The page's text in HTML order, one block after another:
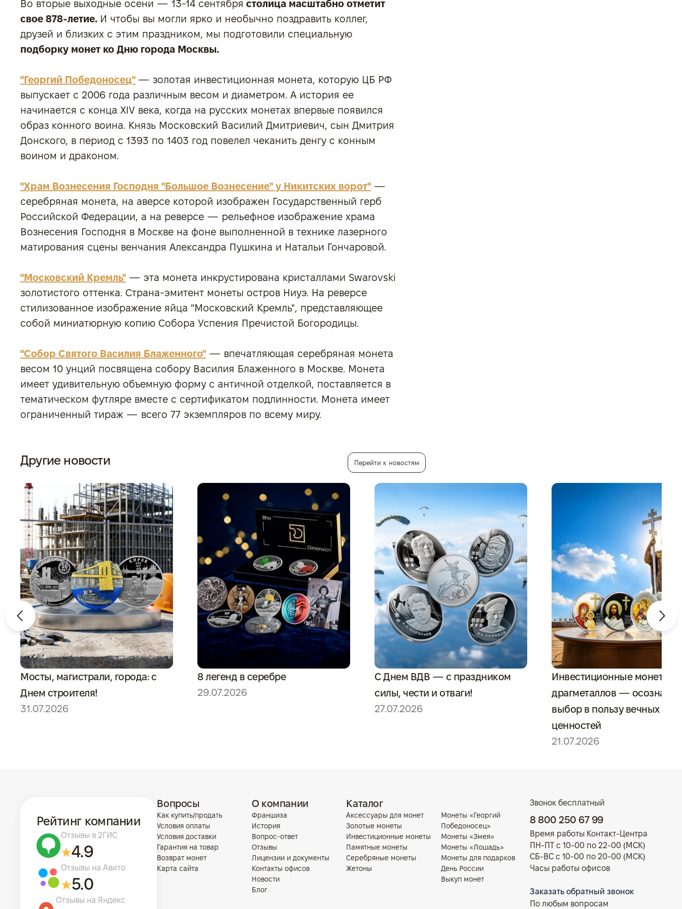
Во вторые выходные осени — 13-14 сентября столица масштабно отметит
свое 878-летие. И чтобы вы могли ярко и необычно поздравить коллег,
друзей и близких с этим праздником, мы подготовили специальную
подборку монет ко Дню города Москвы.
"Георгий Победоносец" — золотая инвестиционная монета, которую ЦБ РФ
выпускает с 2006 года различным весом и диаметром. А история ее
начинается с конца XIV века, когда на русских монетах впервые появился
образ конного воина. Князь Московский Василий Дмитриевич, сын Дмитрия
Донского, в период с 1393 по 1403 год повелел чеканить денгу с конным
воином и драконом.
"Храм Вознесения Господня "Большое Вознесение" у Никитских ворот" —
серебряная монета, на аверсе которой изображен Государственный герб
Российской Федерации, а на реверсе — рельефное изображение храма
Вознесения Господня в Москве на фоне выполненной в технике лазерного
матирования сцены венчания Александра Пушкина и Натальи Гончаровой.
"Московский Кремль" — эта монета инкрустирована кристаллами Swarovski
золотистого оттенка. Страна-эмитент монеты остров Ниуэ. На реверсе
стилизованное изображение яйца "Московский Кремль", представляющее
собой миниатюрную копию Собора Успения Пречистой Богородицы.
"Собор Святого Василия Блаженного" — впечатляющая серебряная монета
весом 10 унций посвящена собору Василия Блаженного в Москве. Монета
имеет удивительную объемную форму с античной отделкой, поставляется в
тематическом футляре вместе с сертификатом подлинности. Монета имеет
ограниченный тираж — всего 77 экземпляров по всему миру.
Другие новости Перейти к новостям
Мосты, магистрали, города: с
Днем строителя!
31.07.2026
8 легенд в серебре
29.07.2026
С Днем ВДВ — с праздником
силы, чести и отваги!
27.07.2026
Инвестиционные монеты
драгметаллов —
выбор в пользу вечных
ценностей
21.07.2026
Рейтинг компании
Отзывы в 2ГИС
4.9
Отзывы на Авито
5.0
Отзывы на Яндекс
Вопросы
Как купить/продать
Условия оплаты
Условия доставки
Гарантия на товар
Возврат монет
Карта сайта
О компании
Франшиза
История
Вопрос-ответ
Отзывы
Лицензии и документы
Контакты офисов
Новости
Блог
Каталог
Аксессуары для монет
Золотые монеты
Инвестиционные монеты
Памятные монеты
Серебряные монеты
Жетоны
Монеты «Георгий
Победоносец»
Монеты «Змея»
Монеты «Лошадь»
Монеты для подарков
День России
Выкуп монет
Звонок бесплатный
8 800 250 67 99
Время работы Контакт-Центра
ПН-ПТ с 10-00 по 22-00 (МСК)
СБ-ВС с 10-00 по 20-00 (МСК)
Часы работы офисов
Заказать обратный звонок
По любым вопросам